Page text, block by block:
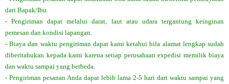
dari Bapak/Ibu.
- Pengiriman dapat melalui darat, laut atau udara tergantung keinginan
pemesan dan kondisi lapangan.
- Biaya dan waktu pengiriman dapat kami ketahui bila alamat lengkap sudah
diberitahukan kepada kami karena setiap perusahaan expedisi memilik biaya
dan waktu sampai yang berbeda.
- Pengiriman pesanan Anda dapat lebih lama 2-5 hari dari waktu sampai yang